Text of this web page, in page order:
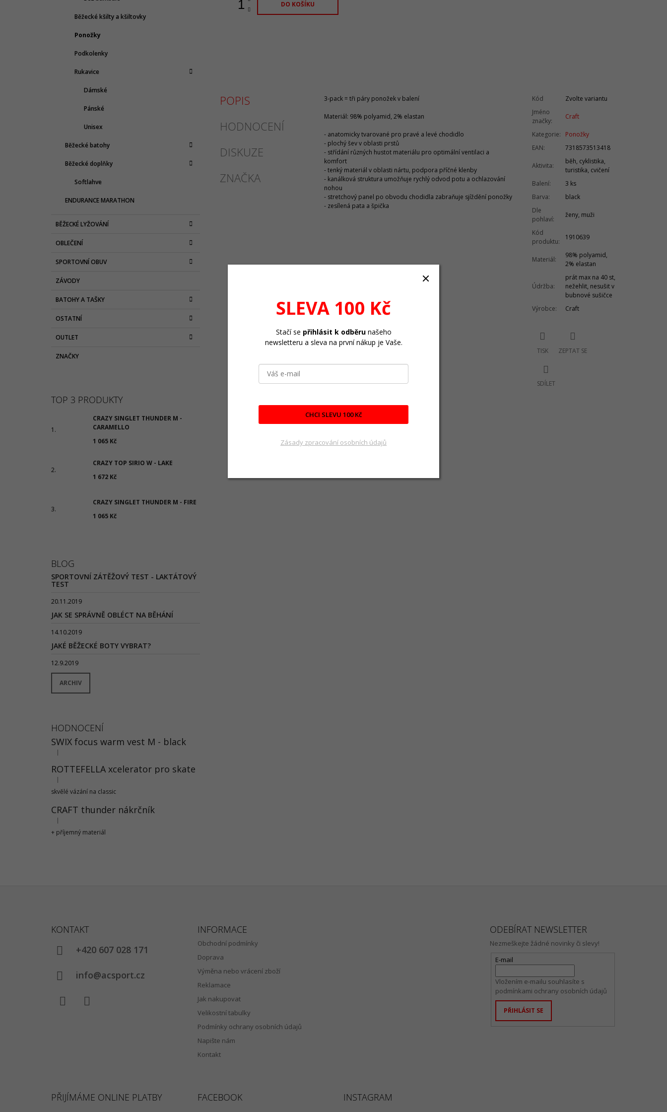
Běžecké kšilty a kšiltovky
Ponožky
Podkolenky
Rukavice
Dámské
Pánské
Unisex
Běžecké batohy
Běžecké doplňky
Softlahve
ENDURANCE MARATHON
BĚŽECKÉ LYŽOVÁNÍ
OBLEČENÍ
SPORTOVNÍ OBUV
ZÁVODY
BATOHY A TAŠKY
OSTATNÍ
OUTLET
ZNAČKY
TOP 3 PRODUKTY
CRAZY SINGLET THUNDER M -
CARAMELLO
1 065 Kč
CRAZY TOP SIRIO W - LAKE
1 672 Kč
CRAZY SINGLET THUNDER M - FIRE
1 065 Kč
BLOG
SPORTOVNÍ ZÁTĚŽOVÝ TEST - LAKTÁTOVÝ
TEST
20.11.2019
JAK SE SPRÁVNĚ OBLÉCT NA BĚHÁNÍ
14.10.2019
JAKÉ BĚŽECKÉ BOTY VYBRAT?
12.9.2019
ARCHIV
HODNOCENÍ
SWIX focus warm vest M - black
Hodnocení produktu je 5 z 5 hvězdiček.
|
ROTTEFELLA xcelerator pro skate
Hodnocení produktu je 5 z 5 hvězdiček.
|
skvělé vázání na classic
CRAFT thunder nákrčník
Hodnocení produktu je 5 z 5 hvězdiček.
|
+ příjemný materiál
DO KOŠÍKU
POPIS
HODNOCENÍ
DISKUZE
ZNAČKA
3-pack = tři páry ponožek v balení
Materiál: 98% polyamid, 2% elastan
- anatomicky tvarované pro pravé a levé chodidlo
- plochý šev v oblasti prstů
- střídání různých hustot materiálu pro optimální ventilaci a
komfort
- tenký materiál v oblasti nártu, podpora příčné klenby
- kanálková struktura umožňuje rychlý odvod potu a ochlazování
nohou
- stretchový panel po obvodu chodidla zabraňuje sjíždění ponožky
- zesílená pata a špička
Kód
Zvolte variantu
Jméno
značky:
Craft
Kategorie:
Ponožky
EAN: 7318573513418
Aktivita:
běh, cyklistika,
turistika, cvičení
Balení:
3 ks
Barva:
black
Dle
pohlaví:
ženy, muži
Kód
produktu:
1910639
Materiál:
98% polyamid,
2% elastan
Údržba:
prát max na 40 st,
nežehlit, nesušit v
bubnové sušičce
Výrobce: Craft
TISK ZEPTAT SE
SDÍLET
KONTAKT
+420 607 028 171
info@acsport.cz
INFORMACE
Obchodní podmínky
Doprava
Výměna nebo vrácení zboží
Reklamace
Jak nakupovat
Velikostní tabulky
Podmínky ochrany osobních údajů
Napište nám
Kontakt
ODEBÍRAT NEWSLETTER
Nezmeškejte žádné novinky či slevy!
E-mail
Vložením e-mailu souhlasíte s
podmínkami ochrany osobních údajů
PŘIHLÁSIT SE
PŘIJÍMÁME ONLINE PLATBY FACEBOOK INSTAGRAM
SLEVA 100 Kč
Stačí se přihlásit k odběrunašeho
newsletteru a sleva na první nákup je Vaše.
CHCI SLEVU 100 Kč
Zásady zpracování osobních údajů